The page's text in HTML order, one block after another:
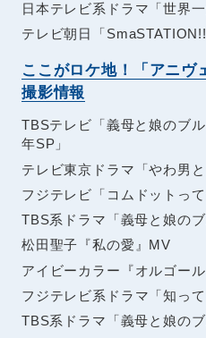
日本テレビ系ドラマ「世界一
テレビ朝日「SmaSTATION!!
ここがロケ地！「アニヴ
撮影情報
TBSテレビ「義母と娘のブ
年SP」
テレビ東京ドラマ「やわ男と
フジテレビ「コムドットって
TBS系ドラマ「義母と娘のブ
松田聖子『私の愛』MV
アイビーカラー『オルゴー
フジテレビ系ドラマ「知って
TBS系ドラマ「義母と娘のブ